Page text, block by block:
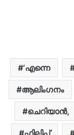
‘എന്നെ
ആലിംഗനം
ചെറിയാന്‍,
ഫിലിപ്പ്